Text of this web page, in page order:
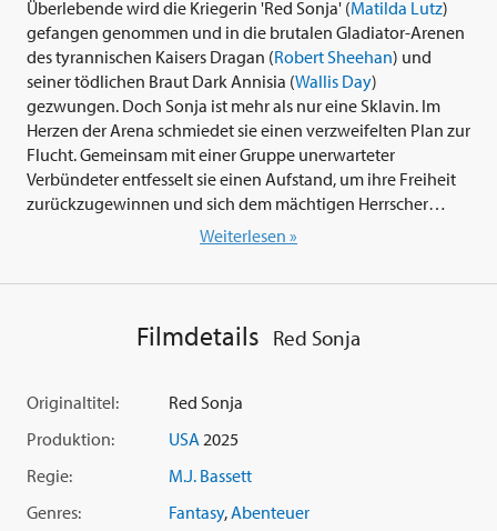
Überlebende wird die Kriegerin 'Red Sonja' (Matilda Lutz)
gefangen genommen und in die brutalen Gladiator-Arenen
des tyrannischen Kaisers Dragan (Robert Sheehan) und
seiner tödlichen Braut Dark Annisia (Wallis Day)
gezwungen. Doch Sonja ist mehr als nur eine Sklavin. Im
Herzen der Arena schmiedet sie einen verzweifelten Plan zur
Flucht. Gemeinsam mit einer Gruppe unerwarteter
Verbündeter entfesselt sie einen Aufstand, um ihre Freiheit
zurückzugewinnen und sich dem mächtigen Herrscher
Bilderrausch von Regisseur Douglas Aarniokoski umgesetzt
werden. David N. White zeigte sich verantwortlich für das
Heldenfiguren der Comicvorlage zu neuem Leben
Florenz geborenen Darstellerin Rose McGowan verkörpert
werden , die im Grindhouse-Doublefeature 'Death Proof'
und Quentin Tarantino einen neuen Karrierehöhenflug
Weiterlesen »
Filmdetails Red Sonja
Originaltitel:
Red Sonja
Produktion:
USA2025
Regie:
M.J. Bassett
Genres:
Fantasy,Abenteuer